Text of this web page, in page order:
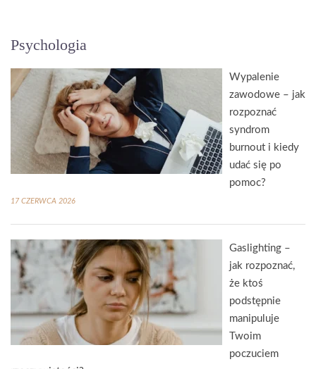
Psychologia
Wypalenie
zawodowe – jak
rozpoznać
syndrom
burnout i kiedy
udać się po
pomoc?
17 CZERWCA 2026
Gaslighting –
jak rozpoznać,
że ktoś
podstępnie
manipuluje
Twoim
poczuciem